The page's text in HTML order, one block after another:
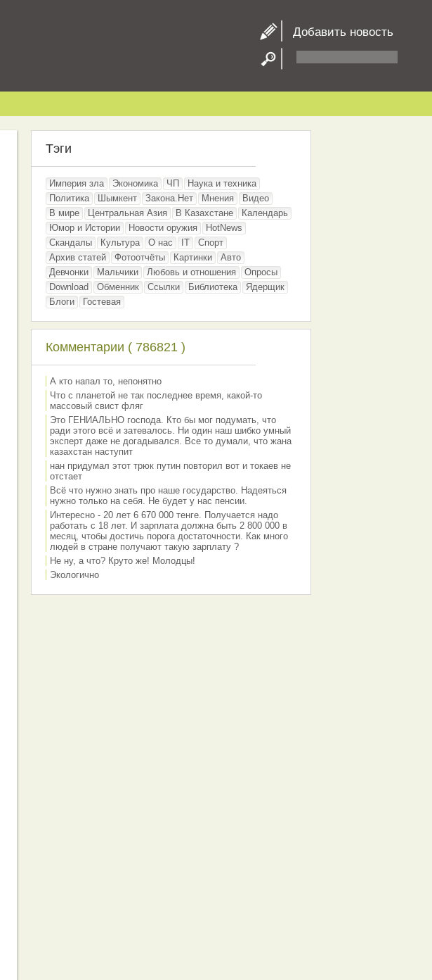
Добавить новость
Тэги
Империя зла Экономика ЧП
Наука и техника
Политика
Шымкент Закона.Нет Мнения
Видео
В мире
Центральная Азия В Казахстане
Календарь
Юмор и Истории
Новости оружия
HotNews
Скандалы
Культура О нас IT
Спорт
Архив статей
Фотоотчёты Картинки
Авто
Девчонки
Мальчики Любовь и отношения
Опросы
Download
Обменник Ссылки Библиотека
Ядерщик
Блоги
Гостевая
Комментарии ( 786821 )
А кто напал то, непонятно
Что с планетой не так последнее время, какой-то
массовый свист фляг
Это ГЕНИАЛЬНО господа. Кто бы мог подумать, что
ради этого всё и затевалось. Ни один наш шибко умный
эксперт даже не догадывался. Все то думали, что жана
казахстан наступит
нан придумал этот трюк путин повторил вот и токаев не
отстает
Всё что нужно знать про наше государство. Надеяться
нужно только на себя. Не будет у нас пенсии.
Интересно - 20 лет 6 670 000 тенге. Получается надо
работать с 18 лет. И зарплата должна быть 2 800 000 в
месяц, чтобы достичь порога достаточности. Как много
людей в стране получают такую зарплату ?
Не ну, а что? Круто же! Молодцы!
Экологично